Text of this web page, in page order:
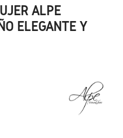
ALPE
ELEGANTE Y